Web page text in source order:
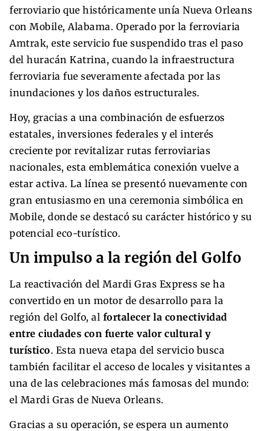
ferroviario que históricamente unía Nueva Orleans
con Mobile, Alabama. Operado por la ferroviaria
Amtrak, este servicio fue suspendido tras el paso
del huracán Katrina, cuando la infraestructura
ferroviaria fue severamente afectada por las
inundaciones y los daños estructurales.
Hoy, gracias a una combinación de esfuerzos
estatales, inversiones federales y el interés
creciente por revitalizar rutas ferroviarias
nacionales, esta emblemática conexión vuelve a
estar activa. La línea se presentó nuevamente con
gran entusiasmo en una ceremonia simbólica en
Mobile, donde se destacó su carácter histórico y su
potencial eco-turístico.
Un impulso a la región del Golfo
La reactivación del Mardi Gras Express se ha
convertido en un motor de desarrollo para la
región del Golfo, al fortalecer la conectividad
entre ciudades con fuerte valor cultural y
turístico. Esta nueva etapa del servicio busca
también facilitar el acceso de locales y visitantes a
una de las celebraciones más famosas del mundo:
el Mardi Gras de Nueva Orleans.
Gracias a su operación, se espera un aumento